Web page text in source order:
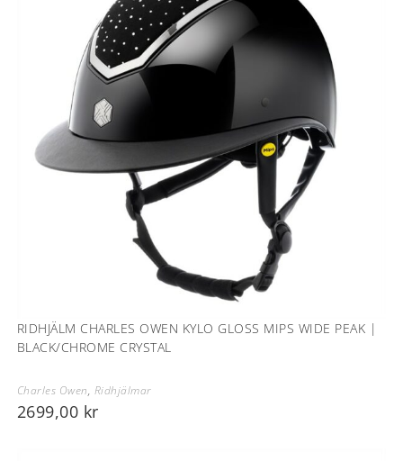
RIDHJÄLM CHARLES OWEN KYLO GLOSS MIPS WIDE PEAK |
BLACK/CHROME CRYSTAL
Charles Owen, Ridhjälmar
2699,00 kr